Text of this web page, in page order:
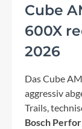
Cube
600X
2026
Das Cube
aggressiv
Trails,
Bosch